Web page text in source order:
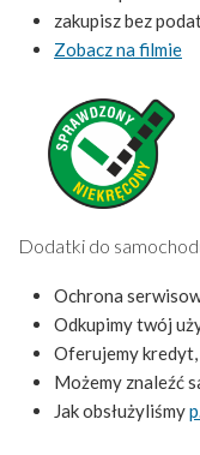
zakupisz bez
Zobacz na filmie
Dodatki do
Ochrona
Odkupimy twój
Oferujemy
Możemy znaleźć
Jak obsłużyliśmy